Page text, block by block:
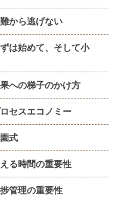
から逃げない
は始めて、そして小
への梯子のかけ方
セスエコノミー
式
る時間の重要性
管理の重要性